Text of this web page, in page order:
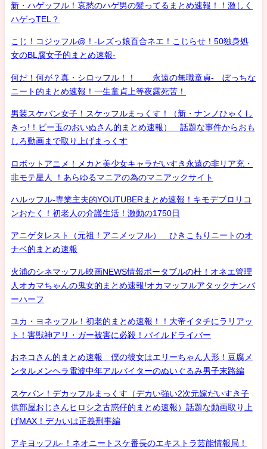
新・ハゲッフル！哀愁のハゲ男の髪ってるまとめ速報！！激しく
ハゲっTEL？
こじ！コジッフル@！-レズっ娘百合ネエ！こじらせ！50独身処
女のBL腐女子的まとめ速報-
何だ！何が？真・シロッフル！！ 永遠の無職童貞- ぼっちな
ニート的まとめ速報！一生童貞上等夜露死苦！
男装スケバン女子！スケッフルまっくす！（新・ナンノひゃくし
きっ!！ビー玉のおいぬさん的まとめ速報） 話題な事件からおも
しろ動画まで取り上げまっくす
ロボットアニメ！メカと美少女キャラだいすき永遠の非リア充・
非モテ星人 ！あらゆるマニアの為のマニアックサイト
ハルッフル-専業主夫的YOUTUBERまとめ速報！キモデブロリコ
ンおたく！初老人の介護生活！激動の1750日
アニゲタレスト（元祖！アニメッフル） ひきこもりニートのオ
ナベ的まとめ速報
火浦のシネマッフル映画NEWS情報ポータブルの杜！オネエ管理
人オカマちゃんの鬼女的まとめ速報!オカマッフルアタックナンバ
ーハーフ
ユカ・ヨネッフル！初老的まとめ速報！！大帝イタチにラリアッ
ト！害獣神アリ・ガー被害に必殺！パイルドライバー
おネコさん的まとめ速報 僕の彼女はエリーちゃん人形！豆腐メ
ンタルメンヘラ電波中年アルバイターのぬいぐるみ男子末路編
スケバン！デカッフルまっくす（デカい強い2次元嫁だいすき子
供部屋おじさんヒロシ之古惑仔的まとめ速報）話題な動画取り上
げMAX！デカいは正義刑事編
アキヨッフル-！ネオニートスケ番長のエキストラ芸能情報局！